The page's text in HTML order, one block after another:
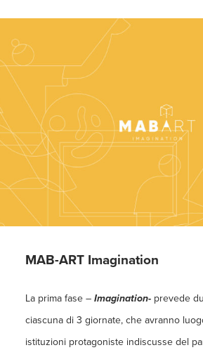
MAB-ART Imagination
La prima fase –Imagination- prevede
ciascuna di 3 giornate, che avranno
istituzioni protagoniste indiscusse del